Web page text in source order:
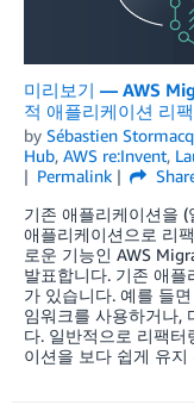
미리보기 — AWS
적 애플리케이션 리
by Sébastien Stormacq
Hub, AWS re:Invent,
Permalink
기존 애플리케이션을
애플리케이션으로 리
로운 기능인 AWS
발표합니다. 기존 애
가 있습니다. 예를 들
임워크를 사용하거나,
다. 일반적으로 리팩
이션을 보다 쉽게 유